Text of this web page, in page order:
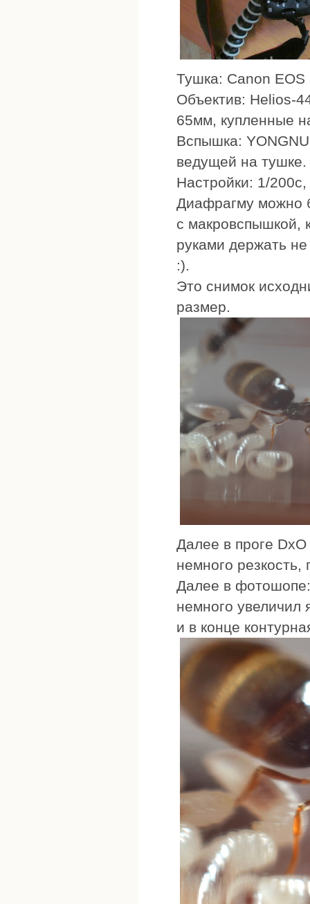
Тушка: Canon EOS
Объектив: Helios-
65мм, купленные
Вспышка:
ведущей на тушке.
Настройки: 1/
Диафрагму можно
с макровспышкой,
руками держать
:).
Это снимок
размер.
Далее в проге
немного
Далее в
немного
и в конце